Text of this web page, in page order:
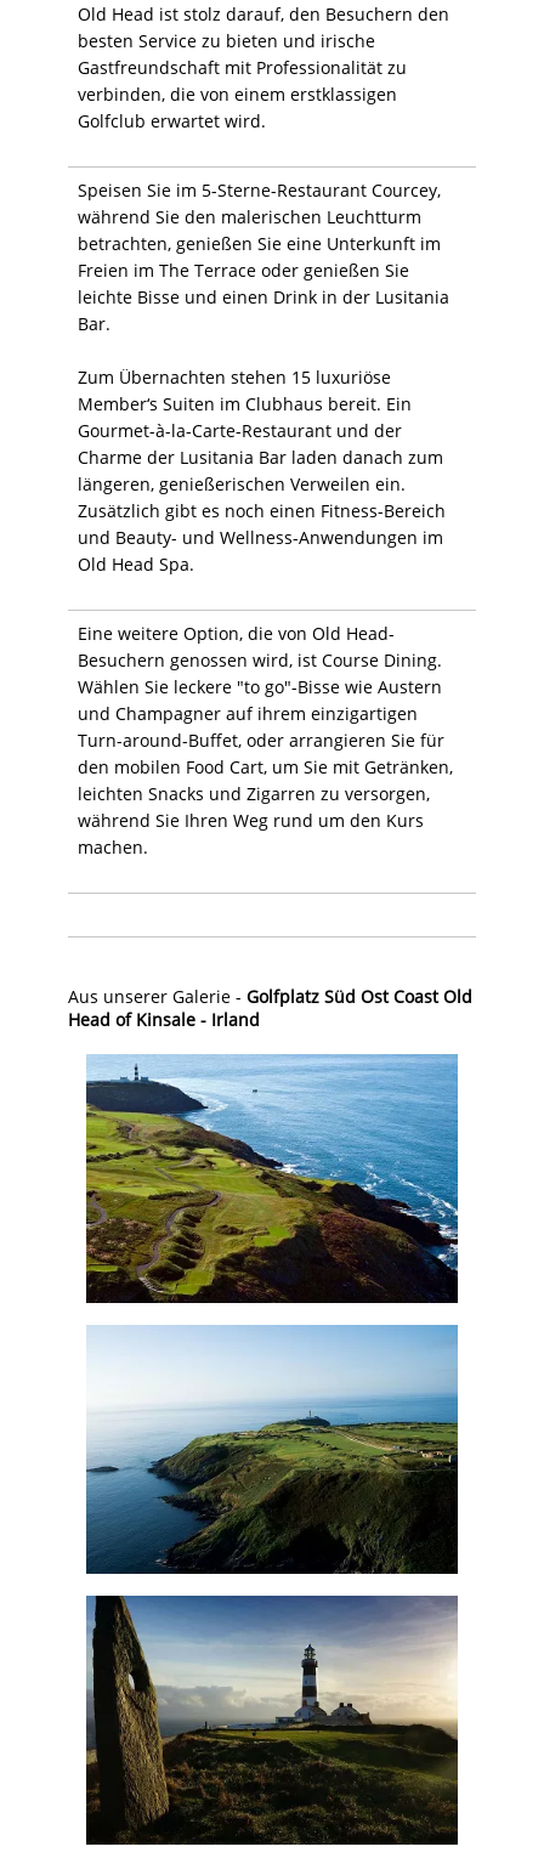
Old Head ist stolz darauf, den Besuchern den
besten Service zu bieten und irische
Gastfreundschaft mit Professionalität zu
verbinden, die von einem erstklassigen
Golfclub erwartet wird.
Speisen Sie im 5-Sterne-Restaurant Courcey,
während Sie den malerischen Leuchtturm
betrachten, genießen Sie eine Unterkunft im
Freien im The Terrace oder genießen Sie
leichte Bisse und einen Drink in der Lusitania
Bar.
Zum Übernachten stehen 15 luxuriöse
Member‘s Suiten im Clubhaus bereit. Ein
Gourmet-à-la-Carte-Restaurant und der
Charme der Lusitania Bar laden danach zum
längeren, genießerischen Verweilen ein.
Zusätzlich gibt es noch einen Fitness-Bereich
und Beauty- und Wellness-Anwendungen im
Old Head Spa.
Eine weitere Option, die von Old Head-
Besuchern genossen wird, ist Course Dining.
Wählen Sie leckere "to go"-Bisse wie Austern
und Champagner auf ihrem einzigartigen
Turn-around-Buffet, oder arrangieren Sie für
den mobilen Food Cart, um Sie mit Getränken,
leichten Snacks und Zigarren zu versorgen,
während Sie Ihren Weg rund um den Kurs
machen.
Aus unserer Galerie - Golfplatz Süd Ost Coast Old
Head of Kinsale - Irland